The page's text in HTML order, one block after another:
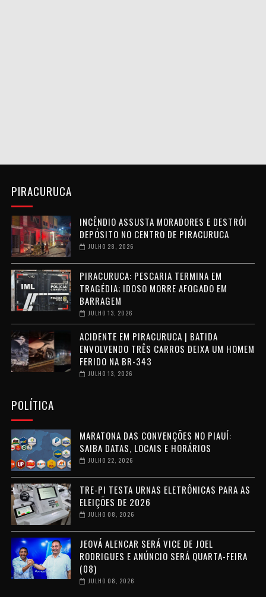
PIRACURUCA
INCÊNDIO ASSUSTA MORADORES E DESTRÓI
DEPÓSITO NO CENTRO DE PIRACURUCA
JULHO 28, 2026
PIRACURUCA: PESCARIA TERMINA EM
TRAGÉDIA; IDOSO MORRE AFOGADO EM
BARRAGEM
JULHO 13, 2026
ACIDENTE EM PIRACURUCA | BATIDA
ENVOLVENDO TRÊS CARROS DEIXA UM HOMEM
FERIDO NA BR-343
JULHO 13, 2026
POLÍTICA
MARATONA DAS CONVENÇÕES NO PIAUÍ:
SAIBA DATAS, LOCAIS E HORÁRIOS
JULHO 22, 2026
TRE-PI TESTA URNAS ELETRÔNICAS PARA AS
ELEIÇÕES DE 2026
JULHO 08, 2026
JEOVÁ ALENCAR SERÁ VICE DE JOEL
RODRIGUES E ANÚNCIO SERÁ QUARTA-FEIRA
(08)
JULHO 08, 2026